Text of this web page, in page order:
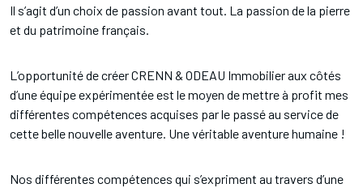
Il s’agit d’un choix de passion avant tout. La passion de la pierre
et du patrimoine français.
L’opportunité de créer CRENN & ODEAU Immobilier aux côtés
d’une équipe expérimentée est le moyen de mettre à profit mes
différentes compétences acquises par le passé au service de
cette belle nouvelle aventure. Une véritable aventure humaine !
Nos différentes compétences qui s’expriment au travers d’une